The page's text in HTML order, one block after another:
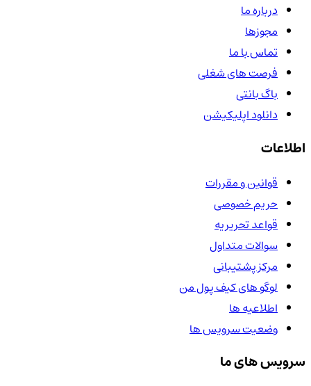
درباره ما
مجوزها
تماس با ما
فرصت های شغلی
باگ بانتی
دانلود اپلیکیشن
اطلاعات
قوانین و مقررات
حریم خصوصی
قواعد تحریریه
سوالات متداول
مرکز پشتیبانی
لوگو های کیف پول من
اطلاعیه ها
وضعیت سرویس ها
سرویس های ما